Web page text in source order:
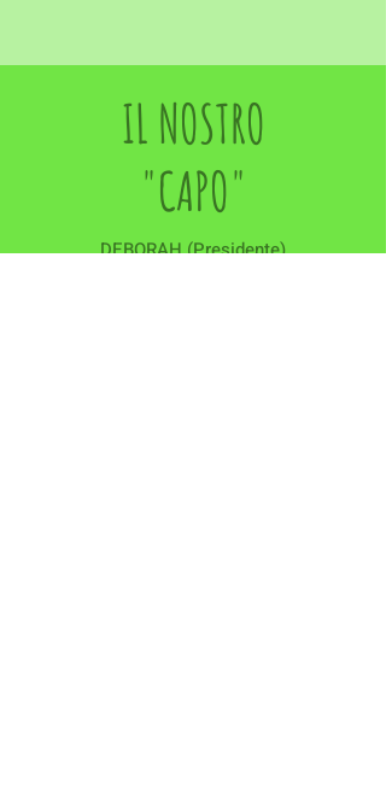
IL NOSTRO
"CAPO"
DEBORAH (Presidente)